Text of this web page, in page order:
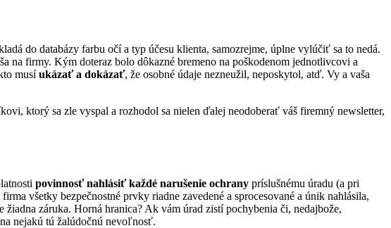
do databázy farbu očí a typ účesu klienta, samozrejme, úplne vylúčiť sa to nedá.
na firmy. Kým doteraz bolo dôkazné bremeno na poškodenom jednotlivcovi a
musíukázať a dokázať, že osobné údaje nezneužil, neposkytol, atď. Vy a vaša
ktorý sa zle vyspal a rozhodol sa nielen ďalej neodoberať váš firemný newsletter,
povinnosť nahlásiť každé narušenie ochrany príslušnému úradu (a pri
všetky bezpečnostné prvky riadne zavedené a sprocesované a únik nahlásila,
záruka. Horná hranica? Ak vám úrad zistí pochybenia či, nedajbože,
nejakú tú žalúdočnú nevoľnosť.